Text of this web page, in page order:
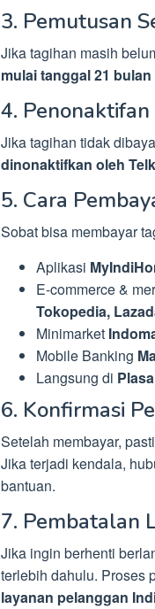
3. Pemutusan
Jika tagihan masih
mulai tanggal 21
4.
Jika tagihan tidak
dinonaktifkan oleh
5. Cara
Sobat bisa membayar
Aplikasi
E-commerce &
Tokopedia,
Minimarket
Mobile Banking
Langsung di
6. Konfirmasi
Setelah membayar,
Jika terjadi kendala,
bantuan.
7. Pembatalan
Jika ingin berhenti
terlebih dahulu. Proses
layanan pelanggan